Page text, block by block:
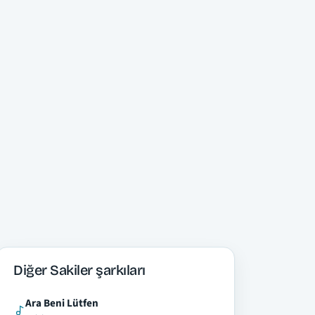
Diğer Sakiler şarkıları
Ara Beni Lütfen